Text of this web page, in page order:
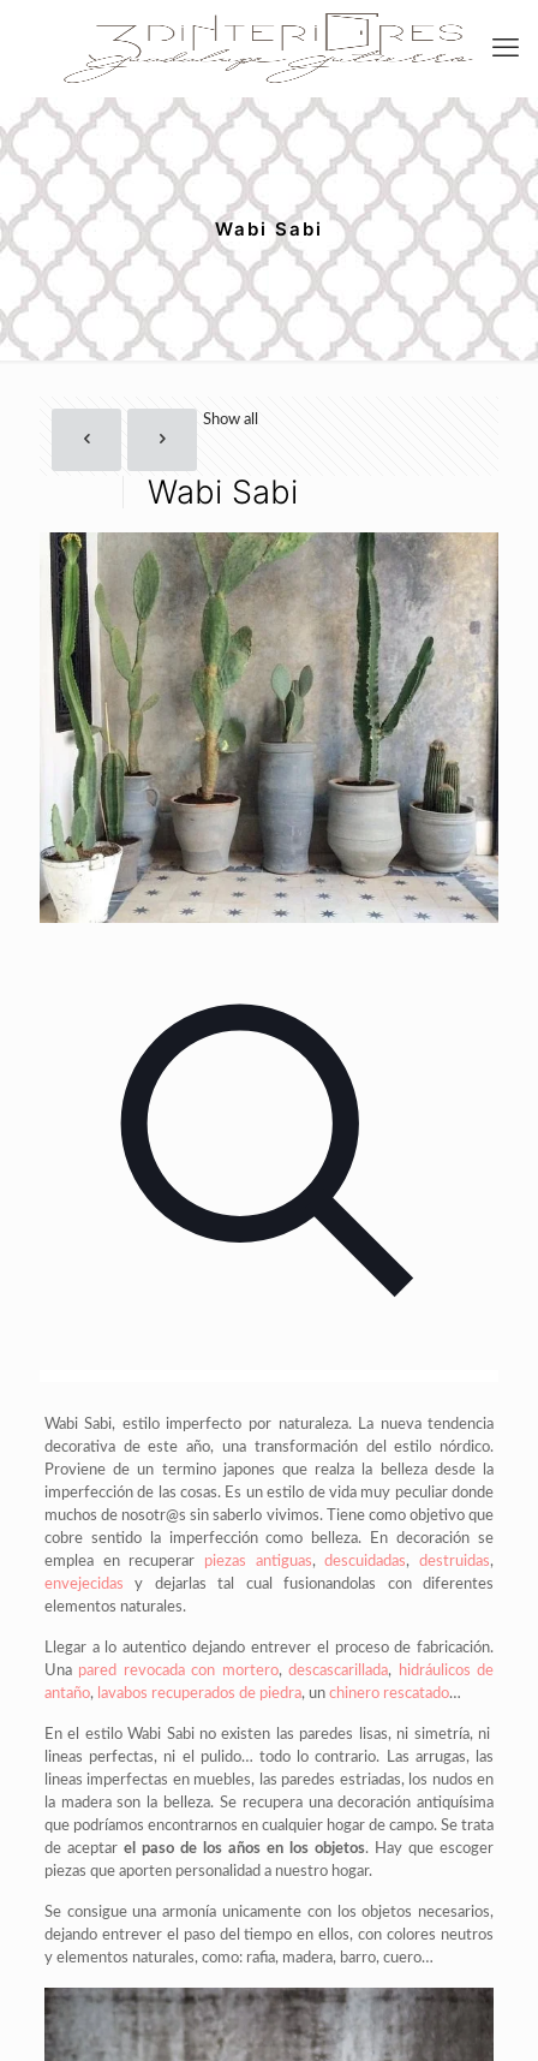
Wabi Sabi
Show all
Wabi Sabi
Wabi Sabi, estilo imperfecto por naturaleza. La nueva tendencia
decorativa de este año, una transformación del estilo nórdico.
Proviene de un termino japones que realza la belleza desde la
imperfección de las cosas. Es un estilo de vida muy peculiar donde
muchos de nosotr@s sin saberlo vivimos. Tiene como objetivo que
cobre sentido la imperfección como belleza. En decoración se
emplea en recuperar piezas antiguas,descuidadas,destruidas,
envejecidas y dejarlas tal cual fusionandolas con diferentes
elementos naturales.
Llegar a lo autentico dejando entrever el proceso de fabricación.
Una pared revocada con mortero,descascarillada,
hidráulicos de
antaño, lavabos recuperados de piedra, un chinero rescatado…
En el estilo Wabi Sabi no existen las paredes lisas, ni simetría, ni
lineas perfectas, ni el pulido… todo lo contrario. Las arrugas, las
lineas imperfectas en muebles, las paredes estriadas, los nudos en
la madera son la belleza. Se recupera una decoración antiquísima
que podríamos encontrarnos en cualquier hogar de campo. Se trata
de aceptar el paso de los años en los objetos. Hay que escoger
piezas que aporten personalidad a nuestro hogar.
Se consigue una armonía unicamente con los objetos necesarios,
dejando entrever el paso del tiempo en ellos, con colores neutros
y elementos naturales, como: rafia, madera, barro, cuero…